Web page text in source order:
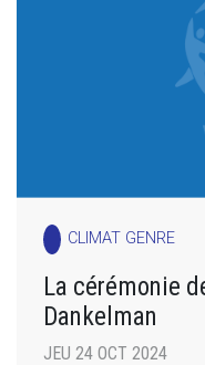
CLIMAT GENRE
La cérémonie
Dankelman
JEU 24 OCT 2024